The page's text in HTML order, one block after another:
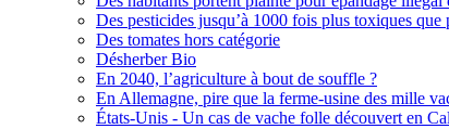
Des pesticides jusqu’à 1000 fois plus toxiques que
Des tomates hors catégorie
Désherber Bio
En 2040, l’agriculture à bout de souffle ?
En Allemagne, pire que la ferme-usine des mille
États-Unis - Un cas de vache folle découvert en